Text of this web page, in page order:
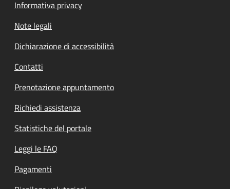
Informativa privacy
Note legali
Dichiarazione di accessibilità
Contatti
Prenotazione appuntamento
Richiedi assistenza
Statistiche del portale
Leggi le FAQ
Pagamenti